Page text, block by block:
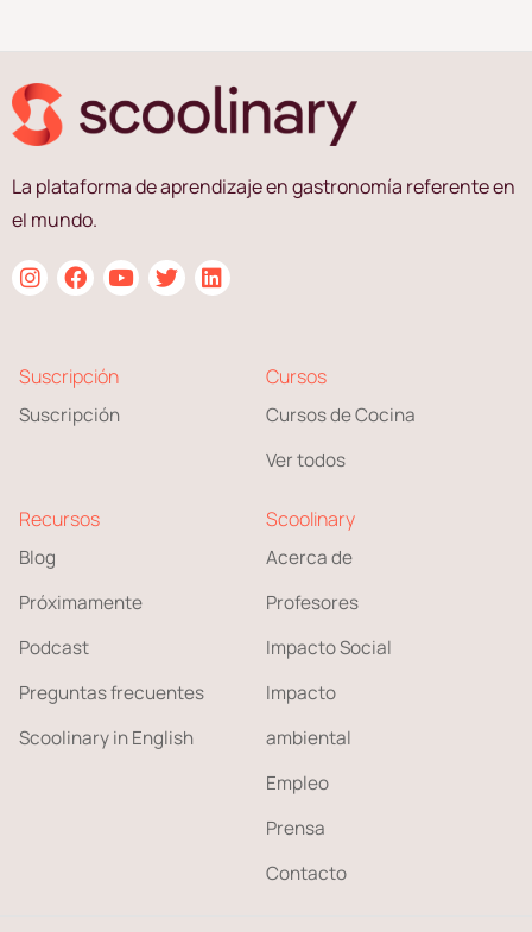
La plataforma de aprendizaje en gastronomía referente en
el mundo.
Suscripción
Suscripción
Cursos
Cursos de Cocina
Ver todos
Recursos
Blog
Próximamente
Podcast
Preguntas frecuentes
Scoolinary in English
Scoolinary
Acerca de
Profesores
Impacto Social
Impacto
ambiental
Empleo
Prensa
Contacto